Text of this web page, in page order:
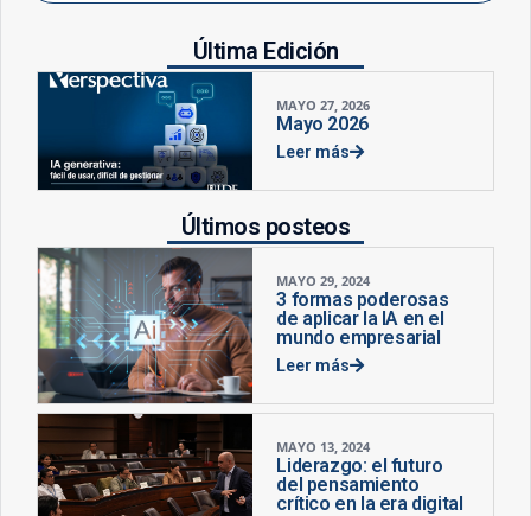
Última Edición
MAYO 27, 2026
Mayo 2026
Leer más
Últimos posteos
MAYO 29, 2024
3 formas poderosas
de aplicar la IA en el
mundo empresarial
Leer más
MAYO 13, 2024
Liderazgo: el futuro
del pensamiento
crítico en la era digital